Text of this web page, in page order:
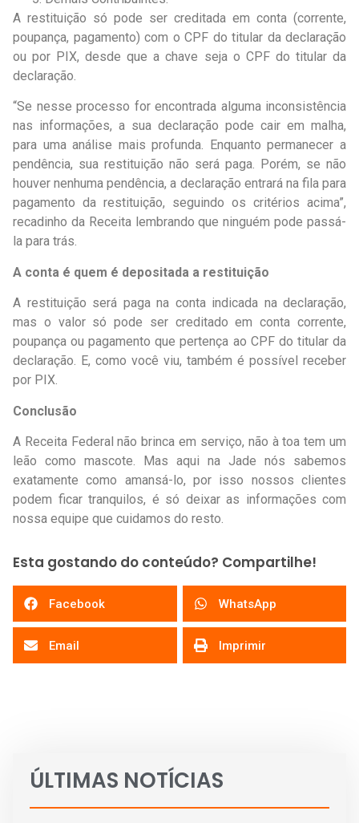
A restituição só pode ser creditada em conta (corrente,
poupança, pagamento) com o CPF do titular da declaração
ou por PIX, desde que a chave seja o CPF do titular da
declaração.
“Se nesse processo for encontrada alguma inconsistência
nas informações, a sua declaração pode cair em malha,
para uma análise mais profunda. Enquanto permanecer a
pendência, sua restituição não será paga. Porém, se não
houver nenhuma pendência, a declaração entrará na fila para
pagamento da restituição, seguindo os critérios acima”,
recadinho da Receita lembrando que ninguém pode passá-
la para trás.
A conta é quem é depositada a restituição
A restituição será paga na conta indicada na declaração,
mas o valor só pode ser creditado em conta corrente,
poupança ou pagamento que pertença ao CPF do titular da
declaração. E, como você viu, também é possível receber
por PIX.
Conclusão
A Receita Federal não brinca em serviço, não à toa tem um
leão como mascote. Mas aqui na Jade nós sabemos
exatamente como amansá-lo, por isso nossos clientes
podem ficar tranquilos, é só deixar as informações com
nossa equipe que cuidamos do resto.
Esta gostando do conteúdo? Compartilhe!
Facebook WhatsApp
Email Imprimir
ÚLTIMAS NOTÍCIAS